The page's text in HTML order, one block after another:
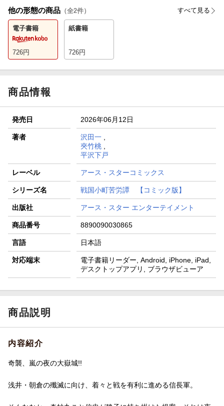
他の形態の商品 （全2件） すべて見る
電子書籍
726円
紙書籍
726円
商品情報
発売日 2026年06月12日
著者 沢田一,
夾竹桃,
平沢下戸
レーベル アース・スターコミックス
シリーズ名 戦国小町苦労譚 【コミック版】
出版社 アース・スター エンターテイメント
商品番号 8890090030865
言語 日本語
対応端末
電子書籍リーダー, Android, iPhone, iPad,
デスクトップアプリ, ブラウザビューア
商品説明
内容紹介
奇襲、嵐の夜の大嶽城!!
浅井・朝倉の殲滅に向け、着々と戦を有利に進める信長軍。